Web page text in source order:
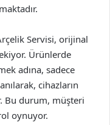
Servisi, orijinal
Ürünlerde
adına, sadece
cihazların
Bu durum, müşteri
oynuyor.